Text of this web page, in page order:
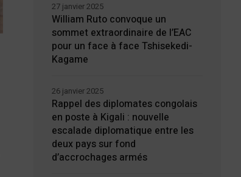
William Ruto convoque un
sommet extraordinaire de l’EAC
pour un face à face Tshisekedi-
Kagame
27 janvier 2025
Rappel des diplomates congolais
en poste à Kigali : nouvelle
escalade diplomatique entre les
deux pays sur fond
d’accrochages armés
26 janvier 2025